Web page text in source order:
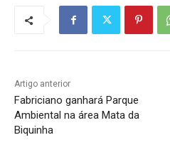
Artigo anterior
Fabriciano ganhará Parque
Ambiental na área Mata da
Biquinha